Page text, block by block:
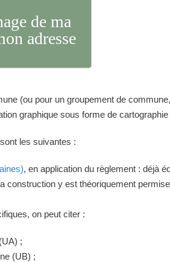
de ma
adresse
(ou pour un groupement de
graphique sous forme de
les suivantes :
, en application du règlement : déjà
construction y est théoriquement
on peut citer :
;
(UB) ;